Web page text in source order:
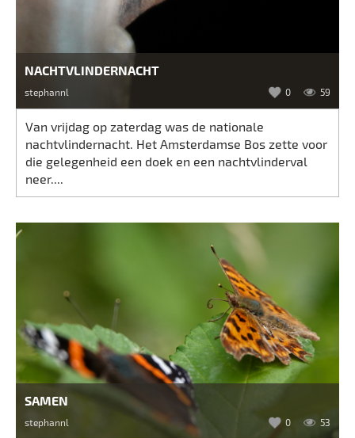
NACHTVLINDERNACHT
stephannl 0 59
Van vrijdag op zaterdag was de nationale
nachtvlindernacht. Het Amsterdamse Bos zette voor
die gelegenheid een doek en een nachtvlinderval
neer....
SAMEN
stephannl 0 53